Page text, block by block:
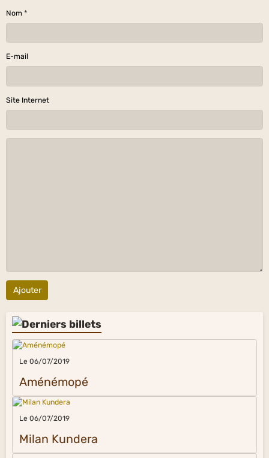
Nom
E-mail
Site Internet
Ajouter
Le 06/07/2019
Aménémopé
Le 06/07/2019
Milan Kundera